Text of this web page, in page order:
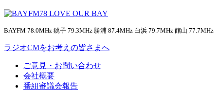
BAYFM 78.0MHz 銚子 79.3MHz 勝浦 87.4MHz 白浜 79.7MHz 館山 77.7MHz
ラジオCMをお考えの皆さまへ
ご意見・お問い合わせ
会社概要
番組審議会報告